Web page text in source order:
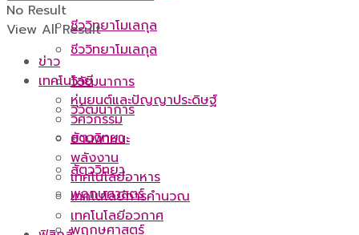
ชีววิทยาโมเลกุล
วิวัฒนาการ
สัตววิทยา
พฤกษศาสตร์
ชีววิทยาโมเลกุล
วิวัฒนาการ
สัตววิทยา
พฤกษศาสตร์
No Result
View All Result
ข่าว
เทคโนโลยี
หุ่นยนต์และปัญญาประดิษฐ์
วิศวกรรม
ยานพาหนะ
พลังงาน
เทคโนโลยีอาหาร
เทคโนโลยีการคำนวณ
เทคโนโลยีอวกาศ